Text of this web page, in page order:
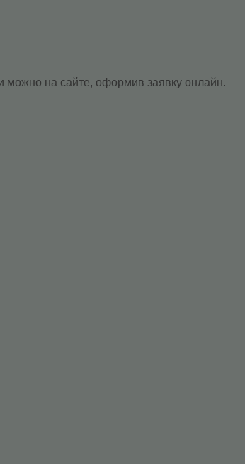
можно на сайте, оформив заявку онлайн.